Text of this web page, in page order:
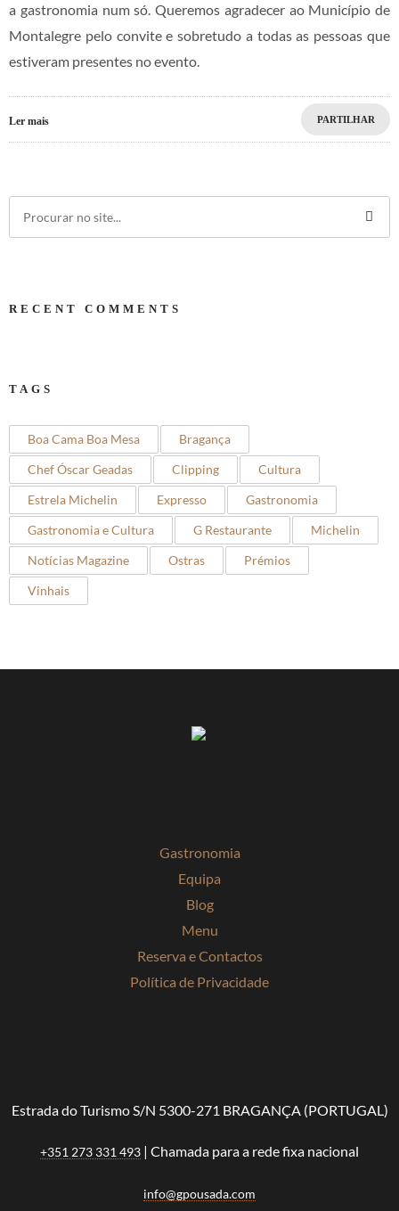
a gastronomia num só. Queremos agradecer ao Município de
Montalegre pelo convite e sobretudo a todas as pessoas que
estiveram presentes no evento.
Ler mais PARTILHAR
RECENT COMMENTS
TAGS
Boa Cama Boa Mesa
Bragança
Chef Óscar Geadas
Clipping
Cultura
Estrela Michelin
Expresso
Gastronomia
Gastronomia e Cultura
G Restaurante
Michelin
Notícias Magazine
Ostras
Prémios
Vinhais
Gastronomia
Equipa
Blog
Menu
Reserva e Contactos
Política de Privacidade
Estrada do Turismo S/N 5300-271 BRAGANÇA (PORTUGAL)
+351 273 331 493 | Chamada para a rede fixa nacional
info@gpousada.com